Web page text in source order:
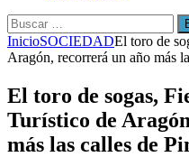
Buscar:
InicioSOCIEDADEl toro de
Aragón, recorrerá un año más
El toro de sogas,
Turístico de
más las calles de